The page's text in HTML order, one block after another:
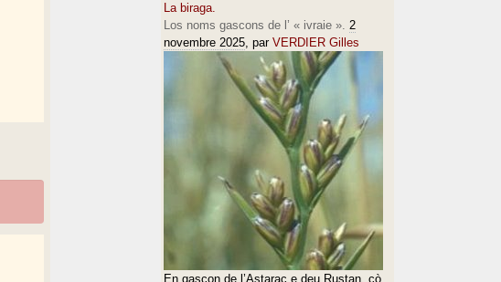
La biraga.
Los noms gascons de l’ « ivraie ». 2
novembre 2025, par VERDIER Gilles
En gascon de l’Astarac e deu Rustan, çò